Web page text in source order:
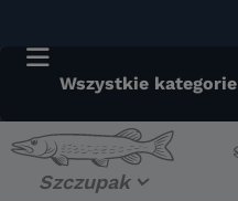
Wszystkie kategorie
Szczupak